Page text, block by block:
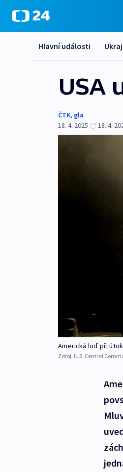
Hlavní události
USA
ČTK, gla
18. 4. 2025
18. 4.
Americká loď při
Zdroj: U.S. Central